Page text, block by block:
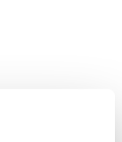
de Barcelona